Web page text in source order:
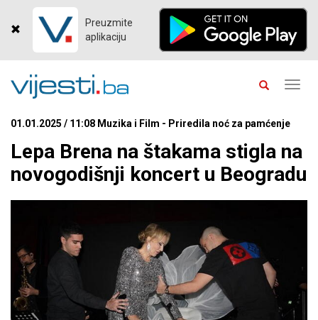
Preuzmite
aplikaciju
01.01.2025 / 11:08 Muzika i Film - Priredila noć za pamćenje
Lepa Brena na štakama stigla na
novogodišnji koncert u Beogradu